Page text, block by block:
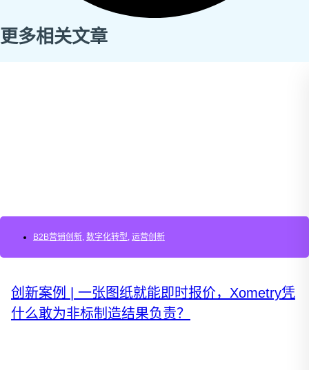
更多相关文章
B2B营销创新, 数字化转型, 运营创新
创新案例 | 一张图纸就能即时报价，Xometry凭
什么敢为非标制造结果负责？